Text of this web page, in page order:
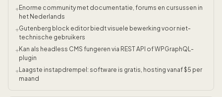
+Enorme community met documentatie, forums en cursussen in
het Nederlands
+Gutenberg block editor biedt visuele bewerking voor niet-
technische gebruikers
+Kan als headless CMS fungeren via REST API of WPGraphQL-
plugin
+Laagste instapdrempel: software is gratis, hosting vanaf $5 per
maand